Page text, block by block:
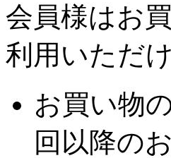
会員様はお
利用いただ
お買い物
回以降の